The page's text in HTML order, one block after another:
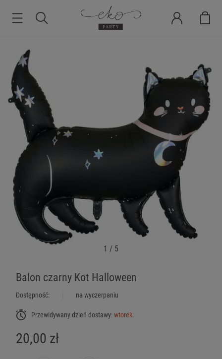
1 / 5
Balon czarny Kot Halloween
Dostępność: na wyczerpaniu
Przewidywany dzień dostawy:wtorek.
20,00 zł